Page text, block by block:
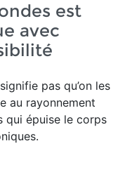
est
avec
pas qu’on les
au rayonnement
qui épuise le corps